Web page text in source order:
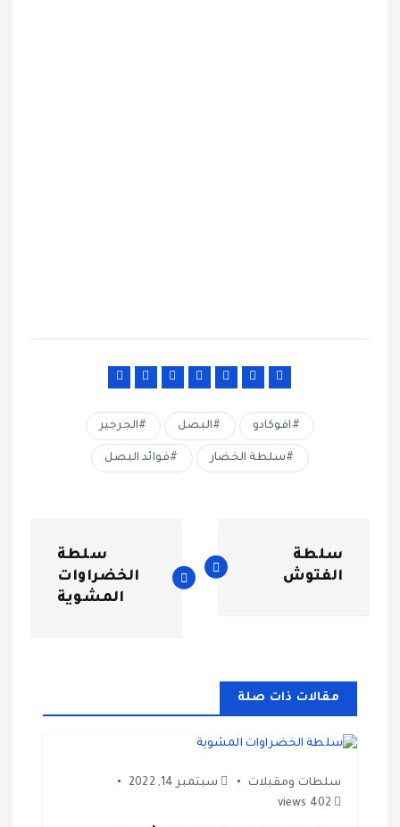
افوكادو البصل الجرجير
سلطة الخضار فوائد البصل
ص
سلطة
الفتوش
سلطة
الخضراوات
المشوية
مقالات ذات صلة
سلطات ومقبلات
سبتمبر 14, 2022